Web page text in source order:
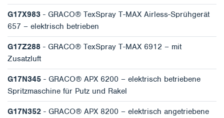
G17X983 - GRACO® TexSpray T-MAX Airless-Sprühgerät
657 – elektrisch betrieben
G17Z288 - GRACO® TexSpray T-MAX 6912 – mit
Zusatzluft
G17N345 - GRACO® APX 6200 – elektrisch betriebene
Spritzmaschine für Putz und Rakel
G17N352 - GRACO® APX 8200 – elektrisch angetriebene